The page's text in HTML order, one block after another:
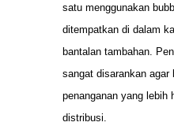
satu menggunakan
ditempatkan di dalam
bantalan tambahan.
sangat disarankan agar
penanganan yang lebih
distribusi.